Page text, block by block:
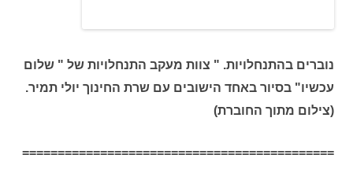
נוברים בהתנחלויות. " צוות מעקב התנחלויות של " שלום
עכשיו" בסיור באחד הישובים עם שרת החינוך יולי תמיר.
(צילום מתוך החוברת)
============================================